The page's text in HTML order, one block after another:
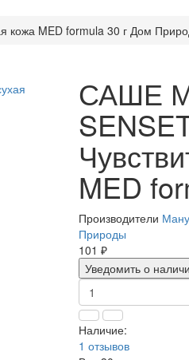
кожа MED formula 30 г Дом
САШЕ
MED
Производители
Природы
101 ₽
Уведомить о
Наличие:
1 отзывов